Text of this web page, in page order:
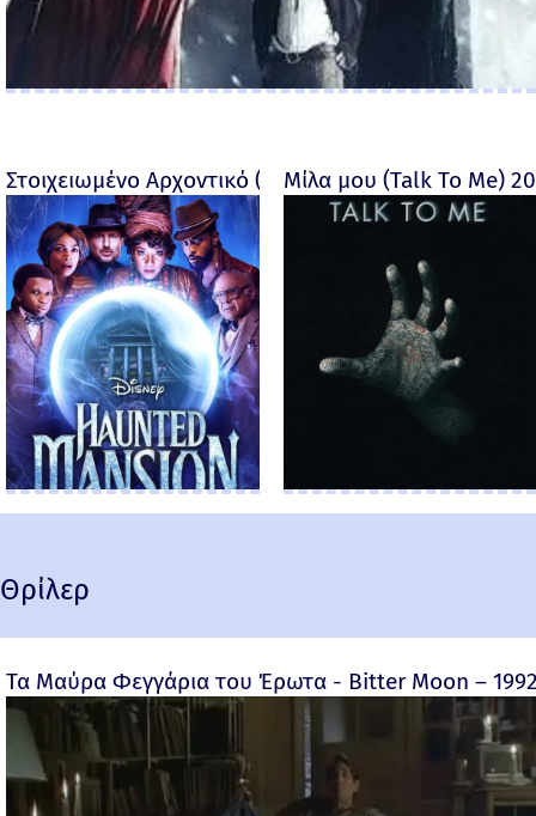
Στοιχειωμένο Αρχοντικό (Haunted Mansion) - 2023
Μίλα μου (Talk To Me)
Θρίλερ
Τα Μαύρα Φεγγάρια του Έρωτα - Bitter Moon –